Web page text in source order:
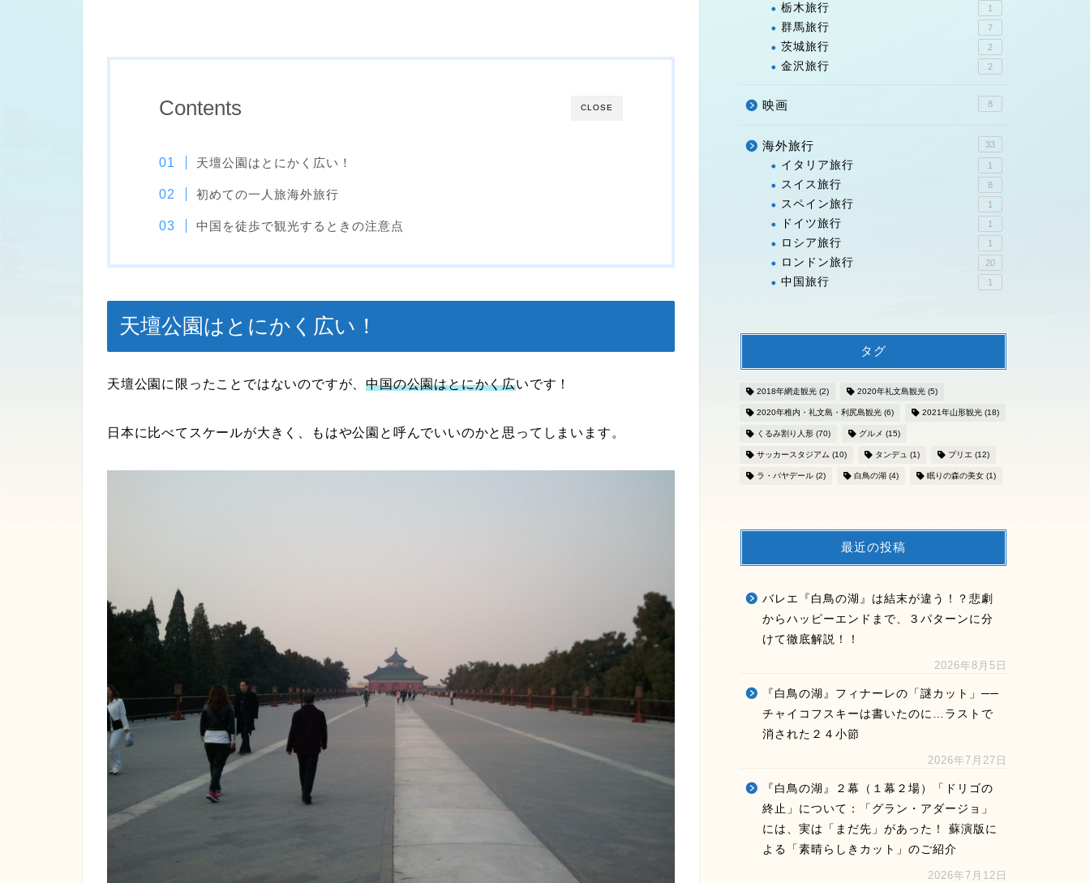
CLOSE
Contents
天壇公園はとにかく広い！
初めての一人旅海外旅行
中国を徒歩で観光するときの注意点
天壇公園はとにかく広い！
天壇公園に限ったことではないのですが、中国の公園はとにかく広いです！
日本に比べてスケールが大きく、もはや公園と呼んでいいのかと思ってしまいます。
栃木旅行 1
群馬旅行 7
茨城旅行 2
金沢旅行 2
映画 8
海外旅行 33
イタリア旅行 1
スイス旅行 8
スペイン旅行 1
ドイツ旅行 1
ロシア旅行 1
ロンドン旅行 20
中国旅行 1
タグ
2018年網走観光(2) 2020年礼文島観光(5)
2020年稚内・礼文島・利尻島観光(6) 2021年山形観光(18)
くるみ割り人形(70) グルメ (15)
サッカースタジアム (10) タンデュ (1) プリエ (12)
ラ・バヤデール(2) 白鳥の湖(4) 眠りの森の美女(1)
最近の投稿
バレエ『白鳥の湖』は結末が違う！？悲劇
からハッピーエンドまで、３パターンに分
けて徹底解説！！
2026年8月5日
『白鳥の湖』フィナーレの「謎カット」──
チャイコフスキーは書いたのに…ラストで
消された２４小節
2026年7月27日
『白鳥の湖』２幕（１幕２場）「ドリゴの
終止」について：「グラン・アダージョ」
には、実は「まだ先」があった！ 蘇演版に
よる「素晴らしきカット」のご紹介
2026年7月12日